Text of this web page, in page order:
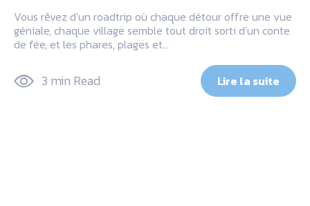
Vous rêvez d’un roadtrip où chaque détour offre une vue
géniale, chaque village semble tout droit sorti d’un conte
de fée, et les phares, plages et…
3 min Read Lire la suite